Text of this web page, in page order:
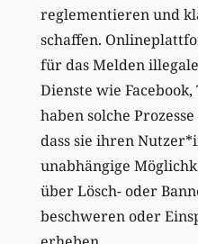
reglementieren und
schaffen.
für das Melden
Dienste wie
haben solche
dass sie ihren
unabhängige
über Lösch- oder
beschweren oder